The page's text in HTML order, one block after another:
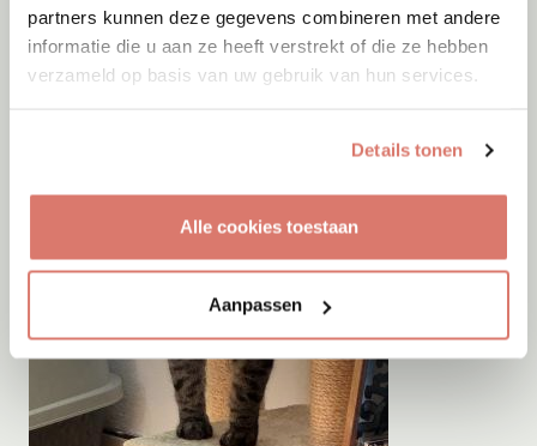
partners kunnen deze gegevens combineren met andere
informatie die u aan ze heeft verstrekt of die ze hebben
verzameld op basis van uw gebruik van hun services.
Details tonen
Alle cookies toestaan
Aanpassen